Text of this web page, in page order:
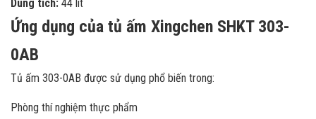
Dung tích: 44 lít
Ứng dụng của tủ ấm Xingchen SHKT 303-
0AB
Tủ ấm 303-0AB được sử dụng phổ biến trong:
Phòng thí nghiệm thực phẩm